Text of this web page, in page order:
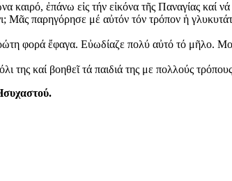
ἐπάνω εἰς τήν εἰκόνα τῆς Παναγίας καί
Μᾶς παρηγόρησε μέ αὐτόν τόν τρόπον ἡ
φορά ἔφαγα. Εὐωδίαζε πολύ αὐτό τό μῆλο.
της καί βοηθεῖ τά παιδιά της με πολλούς